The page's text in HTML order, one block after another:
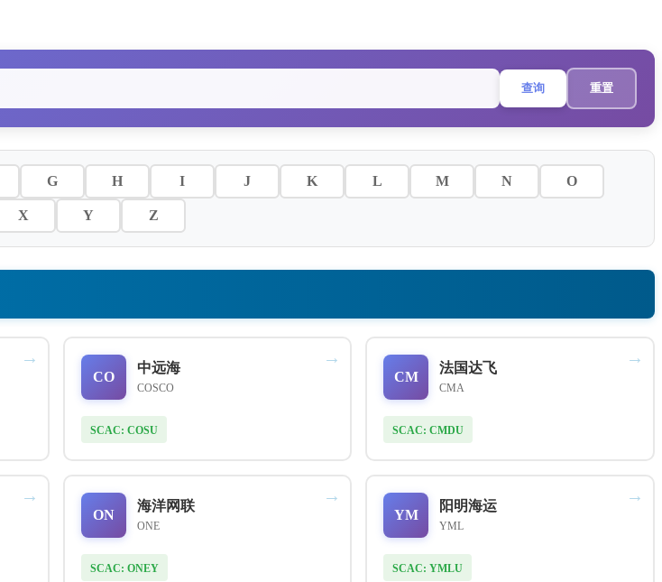
查询 重置
G H I J K L M N O
X Y Z
→
CO
中远海
COSCO
SCAC: COSU
→
CM
法国达飞
CMA
SCAC: CMDU
→
→
ON
海洋网联
ONE
SCAC: ONEY
→
YM
阳明海运
YML
SCAC: YMLU
→